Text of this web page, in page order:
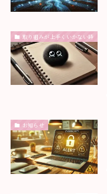
取り組みが上手くいかない時
お知らせ